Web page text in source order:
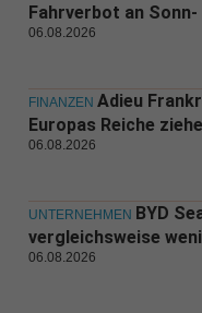
Fahrverbot an
06.08.2026
FINANZEN Adieu
Europas Reiche
06.08.2026
UNTERNEHMEN BYD
vergleichsweise
06.08.2026